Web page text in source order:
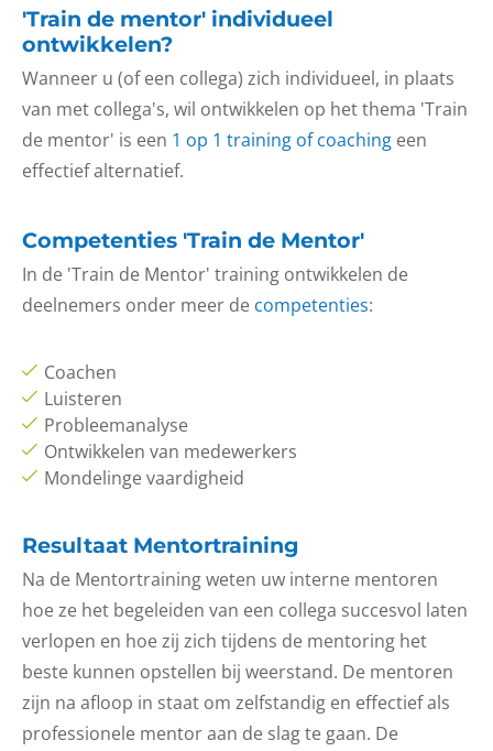
'Train de mentor' individueel
ontwikkelen?
Wanneer u (of een collega) zich individueel, in plaats
van met collega's, wil ontwikkelen op het thema 'Train
de mentor' is een 1 op 1 training of coaching een
effectief alternatief.
Competenties 'Train de Mentor'
In de 'Train de Mentor' training ontwikkelen de
deelnemers onder meer de competenties:
Coachen
Luisteren
Probleemanalyse
Ontwikkelen van medewerkers
Mondelinge vaardigheid
Resultaat Mentortraining
Na de Mentortraining weten uw interne mentoren
hoe ze het begeleiden van een collega succesvol laten
verlopen en hoe zij zich tijdens de mentoring het
beste kunnen opstellen bij weerstand. De mentoren
zijn na afloop in staat om zelfstandig en effectief als
professionele mentor aan de slag te gaan. De